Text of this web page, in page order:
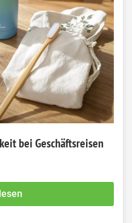
bei Geschäftsreisen